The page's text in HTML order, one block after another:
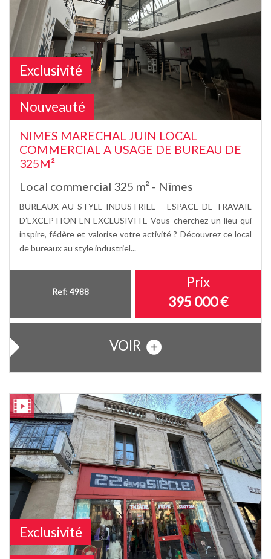
Exclusivité
Nouveauté
NIMES MARECHAL JUIN LOCAL
COMMERCIAL A USAGE DE BUREAU DE
325M²
Local commercial 325 m² - Nîmes
BUREAUX AU STYLE INDUSTRIEL – ESPACE DE TRAVAIL
D’EXCEPTION EN EXCLUSIVITE Vous cherchez un lieu qui
inspire, fédère et valorise votre activité ? Découvrez ce local
de bureaux au style industriel...
Ref: 4988
Prix
395 000 €
VOIR
Exclusivité